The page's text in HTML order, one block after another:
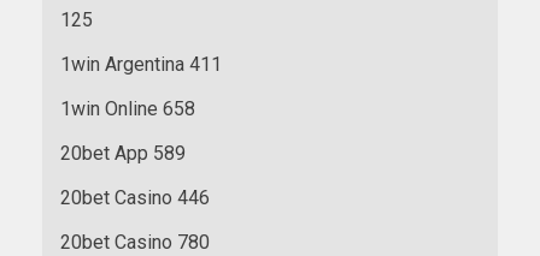
125
1win Argentina 411
1win Online 658
20bet App 589
20bet Casino 446
20bet Casino 780